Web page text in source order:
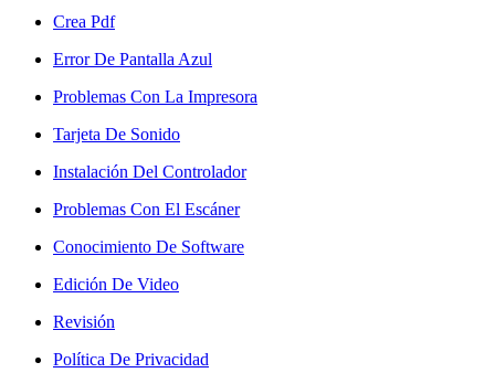
Crea Pdf
Error De Pantalla Azul
Problemas Con La Impresora
Tarjeta De Sonido
Instalación Del Controlador
Problemas Con El Escáner
Conocimiento De Software
Edición De Video
Revisión
Política De Privacidad